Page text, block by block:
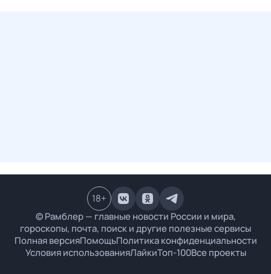
© Рамблер — главные новости России и мира,
гороскопы, почта, поиск и другие полезные сервисы
Полная версияПомощьПолитика конфиденциальности
Условия использованияЛайкиТоп-100Все проекты
18+